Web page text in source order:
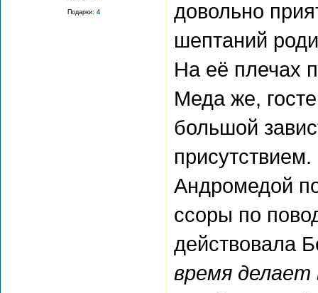
Подарки: 4
довольно
шептаний
На её плечах
Меда же,
большой
Андромедой
ссоры по
действовала
время делает